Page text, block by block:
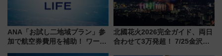
ANA「お試し二地域プラン」参
加で航空券費用を補助！ ワーケ
北國花火2026完全ガイド、両日
合わせて3万発超！ 7/25金沢大